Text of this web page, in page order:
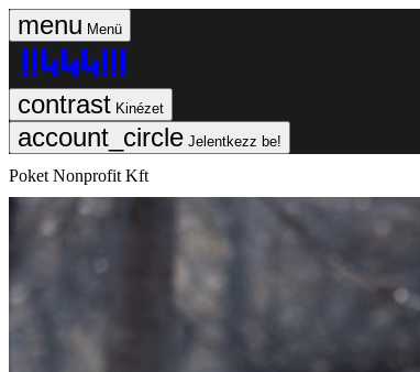
Menü
Kinézet
Jelentkezz be!
Poket Nonprofit Kft